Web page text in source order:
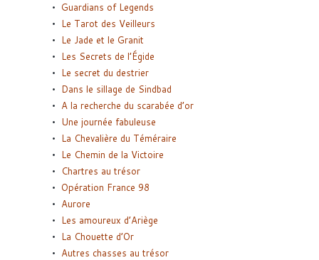
Guardians of Legends
Le Tarot des Veilleurs
Le Jade et le Granit
Les Secrets de l’Égide
Le secret du destrier
Dans le sillage de Sindbad
A la recherche du scarabée d’or
Une journée fabuleuse
La Chevalière du Téméraire
Le Chemin de la Victoire
Chartres au trésor
Opération France 98
Aurore
Les amoureux d’Ariège
La Chouette d’Or
Autres chasses au trésor